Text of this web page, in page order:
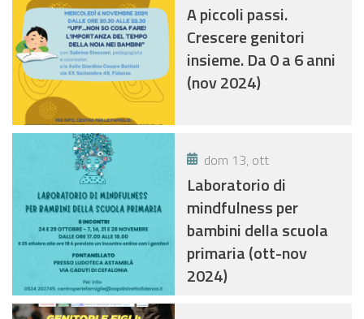
A piccoli passi.
Crescere genitori
insieme. Da 0 a 6 anni
(nov 2024)
dom 13, ott
Laboratorio di
mindfulness per
bambini della scuola
primaria (ott-nov
2024)